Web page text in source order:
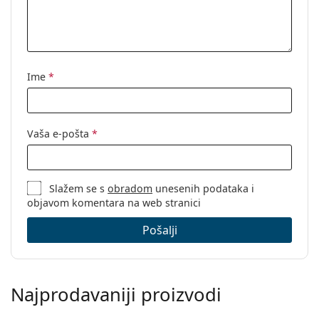
Ime *
Vaša e-pošta *
Slažem se sobradom unesenih podataka i
objavom komentara na web stranici
Pošalji
Najprodavaniji proizvodi